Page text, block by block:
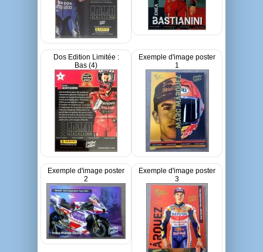
Dos Edition Limitée :
Bas (4)
Exemple d'image poster
1
Exemple d'image poster
2
Exemple d'image poster
3